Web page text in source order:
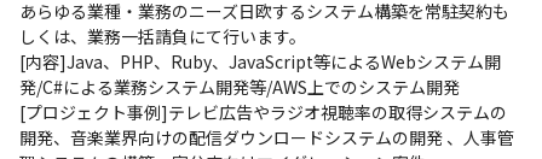
あらゆる業種・業務のニーズ日欧するシステム構築を常駐契約も
しくは、業務一括請負にて行います。
[内容]Java、PHP、Ruby、JavaScript等によるWebシステム開
発/C#による業務システム開発等/AWS上でのシステム開発
[プロジェクト事例]テレビ広告やラジオ視聴率の取得システムの
開発、音楽業界向けの配信ダウンロードシステムの開発 、人事管